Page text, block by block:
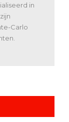
in
Carlo